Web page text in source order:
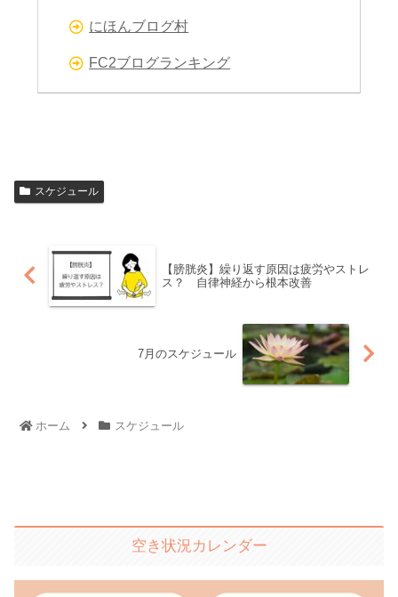
にほんブログ村
FC2ブログランキング
スケジュール
【膀胱炎】繰り返す原因は疲労やストレ
ス？ 自律神経から根本改善
7月のスケジュール
ホーム スケジュール
空き状況カレンダー